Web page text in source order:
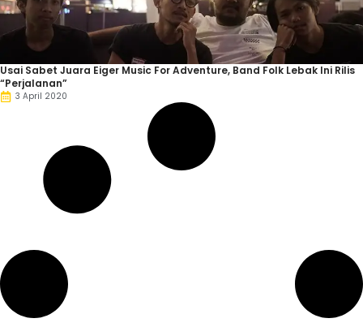
Usai Sabet Juara Eiger Music For Adventure, Band Folk Lebak Ini Rilis
“Perjalanan”
3 April 2020